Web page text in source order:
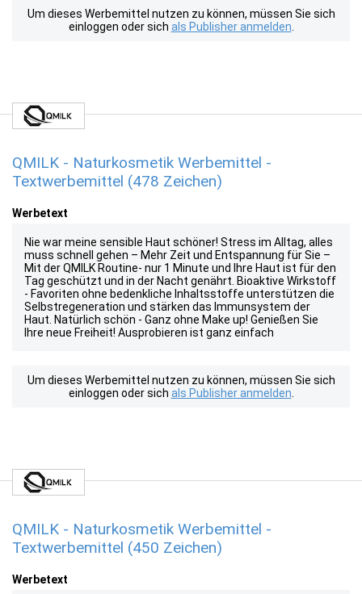
Um dieses Werbemittel nutzen zu können, müssen Sie sich
einloggen oder sich als Publisher anmelden
QMILK - Naturkosmetik Werbemittel -
Textwerbemittel (478 Zeichen)
Werbetext
Nie war meine sensible Haut schöner! Stress im Alltag, alles
muss schnell gehen – Mehr Zeit und Entspannung für Sie –
Mit der QMILK Routine- nur 1 Minute und Ihre Haut ist für den
Tag geschützt und in der Nacht genährt. Bioaktive Wirkstoff
- Favoriten ohne bedenkliche Inhaltsstoffe unterstützen die
Selbstregeneration und stärken das Immunsystem der
Haut. Natürlich schön - Ganz ohne Make up! Genießen Sie
Ihre neue Freiheit! Ausprobieren ist ganz einfach
Um dieses Werbemittel nutzen zu können, müssen Sie sich
einloggen oder sich als Publisher anmelden
QMILK - Naturkosmetik Werbemittel -
Textwerbemittel (450 Zeichen)
Werbetext